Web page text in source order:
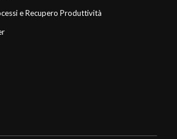
e Recupero Produttività